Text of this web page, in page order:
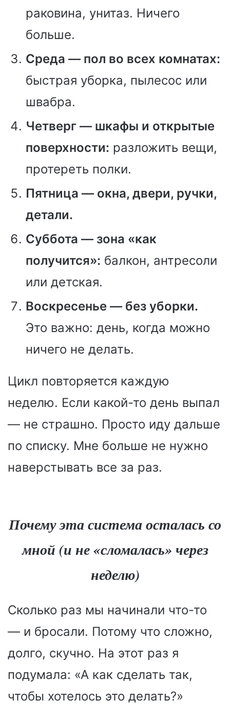
раковина, унитаз. Ничего
больше.
Среда — пол во всех комнатах:
быстрая уборка, пылесос или
швабра.
Четверг — шкафы и открытые
поверхности: разложить вещи,
протереть полки.
Пятница — окна, двери, ручки,
детали.
Суббота — зона «как
получится»: балкон, антресоли
или детская.
Воскресенье — без уборки.
Это важно: день, когда можно
ничего не делать.
Цикл повторяется каждую
неделю. Если какой-то день выпал
— не страшно. Просто иду дальше
по списку. Мне больше не нужно
наверстывать все за раз.
Почему эта система осталась со
мной (и не «сломалась» через
неделю)
Сколько раз мы начинали что-то
— и бросали. Потому что сложно,
долго, скучно. На этот раз я
подумала: «А как сделать так,
чтобы хотелось это делать?»